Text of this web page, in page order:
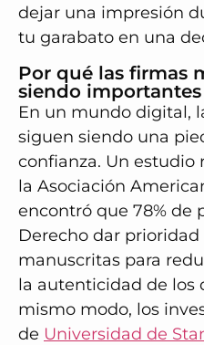
dejar una impresión
tu garabato en una
Por qué las firmas
siendo importantes
En un mundo digital,
siguen siendo una
confianza. Un estudio
la Asociación
encontró que 78% de
Derecho dar prioridad
manuscritas para
la autenticidad de los
mismo modo, los
de Universidad de